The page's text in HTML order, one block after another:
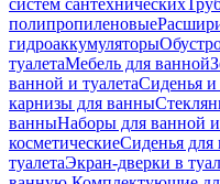
систем сантехнических
полипропиленовые
гидроаккумуляторы
туалетаМебель для ванной
ванной и туалетаСиденья и
карнизы для ванны
ванныНаборы для ванной и
косметическиеСиденья для
туалетаЭкран-дверки в